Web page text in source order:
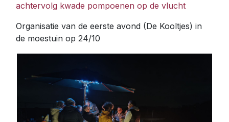
achtervolg kwade pompoenen op de vlucht
Organisatie van de eerste avond (De Kooltjes) in
de moestuin op 24/10